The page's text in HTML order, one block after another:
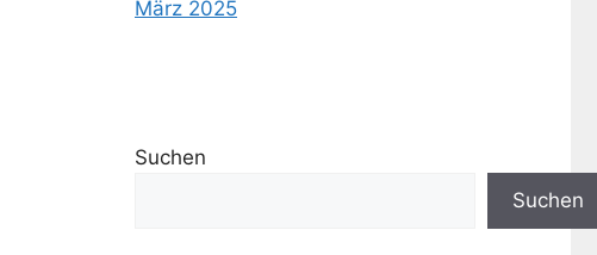
März 2025
Suchen
Suchen